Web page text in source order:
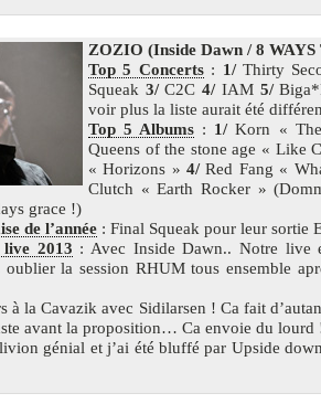
ZOZIO (Inside Dawn / 8
Top 5 Concerts: 1/Thirty
Squeak 3/C2C4/IAM 5/
voir plus la liste aurait été
Top 5 Albums : 1/Korn «
Queens of the stone age « Like
« Horizons »4/Red Fang «
Clutch « Earth Rocker »
grace !)
de l’année : Final Squeak pour leur sortie
2013 : Avec Inside Dawn.. Notre live
oublier la session RHUM tous ensemble
à la Cavazik avec Sidilarsen ! Ca fait
avant la proposition… Ca envoie du lourd
génial et j’ai été bluffé par Upside